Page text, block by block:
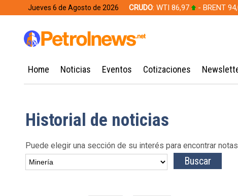
Jueves 6 de Agosto de 2026 CRUDO: WTI 86,97 - BRENT
Home Noticias Eventos Cotizaciones
Historial de noticias
Puede elegir una sección de su interés para encontrar